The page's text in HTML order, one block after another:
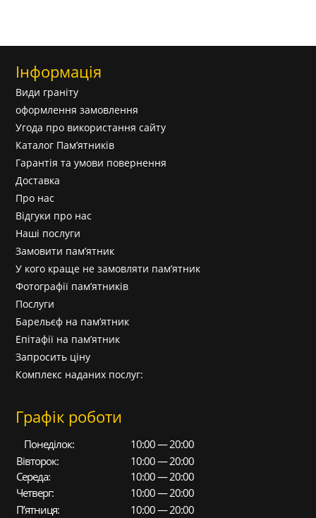
Інформація
Види граніту
оформлення замовлення
Угода про використання сайту
Каталог Пам’ятників
Гарантія та умови повернення
Доставка
Про нас
Відгуки про нас
Наші послуги
Замовити пам’ятник
У кого краще не замовляти пам’ятник
Фотографії пам’ятників
Послуги
Барельєф на пам’ятник
Епітафії на пам’ятник
Запросить ціну
Комплекс наданих послуг:
Графік роботи
Понеділок:
10:00 — 20:00
Вівторок:
10:00 — 20:00
Середа:
10:00 — 20:00
Четверг:
10:00 — 20:00
П’ятниця:
10:00 — 20:00